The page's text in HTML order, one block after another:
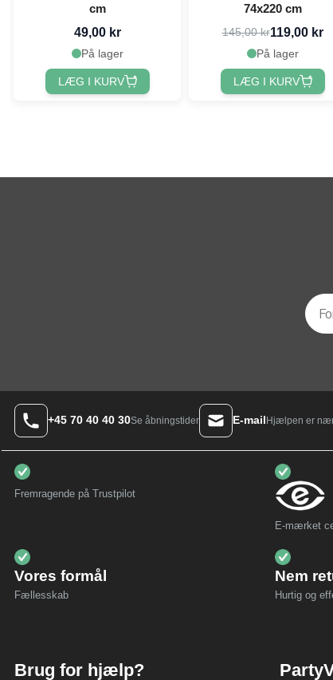
cm
49,00 kr
På lager
LÆG I KURV
74x220 cm
145,00 kr119,00 kr
På lager
LÆG I KURV
+45 70 40 40 30Se åbningstider E-mailHjælpen er
Fremragende på Trustpilot
E-mærket
Vores formål
Fællesskab
Nem
Hurtig og
Brug for hjælp?